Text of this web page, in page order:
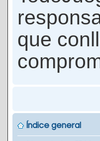
que
Índice general